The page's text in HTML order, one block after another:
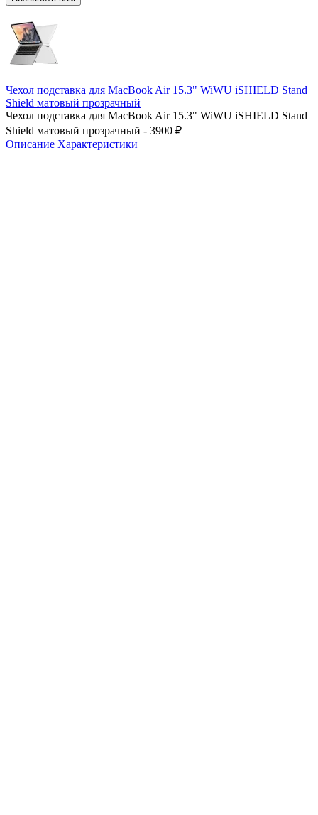
Чехол подставка для MacBook Air 15.3" WiWU iSHIELD Stand
Shield матовый прозрачный
Чехол подставка для MacBook Air 15.3" WiWU iSHIELD Stand
Shield матовый прозрачный - 3900 ₽
Описание Характеристики